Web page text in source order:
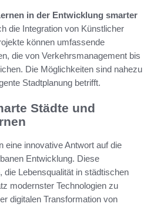
in der Entwicklung smarter
die Integration von Künstlicher
können umfassende
die von Verkehrsmanagement bis
Die Möglichkeiten sind nahezu
Stadtplanung betrifft.
Städte und
eine innovative Antwort auf die
Entwicklung. Diese
die Lebensqualität in städtischen
modernster Technologien zu
digitalen Transformation von